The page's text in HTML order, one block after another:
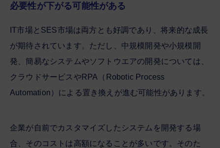
必要性が下がる可能性がある
IT市場とSES市場は両方とも好調であり、将来的な成長
が期待されています。ただし、中規模開発や小規模開
発、簡易なシステムやソフトウエアの開発については、
クラウドサービスやRPA（Robotic Process
Automation）による置き換えが進む可能性があります。
企業が自前でカスタマイズしたシステムを開発する場
合、そのコストは高額になることが多いです。そのた